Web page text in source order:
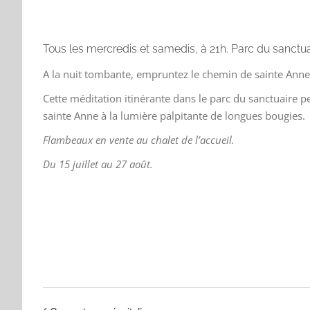
Tous les mercredis et samedis, à 21h. Parc du
A la nuit tombante, empruntez le chemin de sainte
Cette méditation itinérante dans le parc du sanctuaire
sainte Anne à la lumière palpitante de longues bougies.
Flambeaux en vente au chalet de l’accueil.
Du 15 juillet au 27 août.